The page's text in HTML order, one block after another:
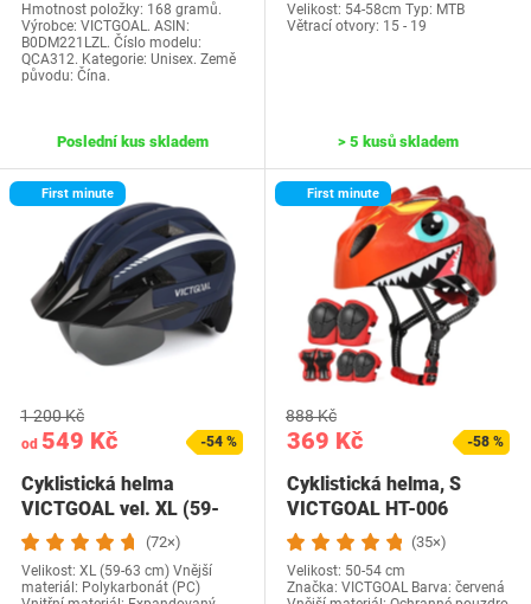
Hmotnost položky: 168 gramů.
Výrobce: VICTGOAL. ASIN:
B0DM221LZL. Číslo modelu:
QCA312. Kategorie: Unisex. Země
původu: Čína.
Poslední kus skladem
Velikost: 54-58cm Typ: MTB
Větrací otvory: 15 - 19
> 5 kusů skladem
First minute
od 549 Kč
1 200 Kč
-54 %
Cyklistická helma
VICTGOAL vel. XL (59-
63cm)
(72×)
Velikost: XL (59-63 cm) Vnější
materiál: Polykarbonát (PC)
First minute
369 Kč
888 Kč
-58 %
Cyklistická helma, S
VICTGOAL HT-006
(35×)
Velikost: 50-54 cm
Značka: VICTGOAL Barva: červená